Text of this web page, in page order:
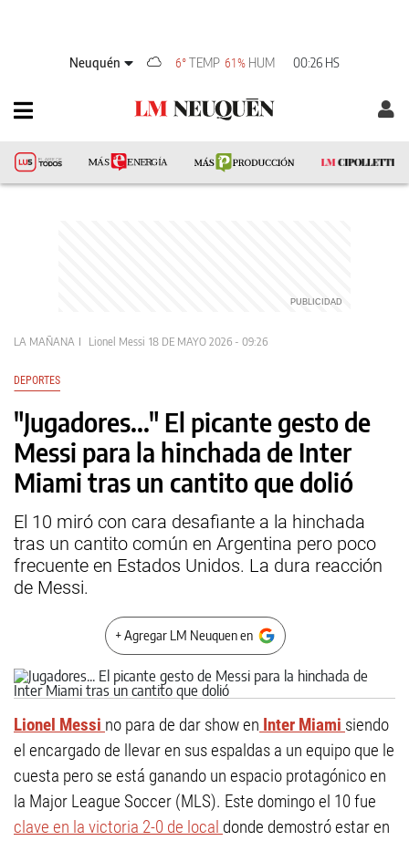
Neuquén 6°TEMP 61% HUM 00:26 HS
LA MAÑANA Lionel Messi 18 DE MAYO 2026 - 09:26
DEPORTES
"Jugadores..." El picante gesto de
Messi para la hinchada de Inter
Miami tras un cantito que dolió
El 10 miró con cara desafiante a la hinchada
tras un cantito común en Argentina pero poco
frecuente en Estados Unidos. La dura reacción
de Messi.
+ Agregar LM Neuquen en
Lionel Messi no para de dar show en Inter Miami siendo
el encargado de llevar en sus espaldas a un equipo que le
cuesta pero se está ganando un espacio protagónico en
la Major League Soccer (MLS). Este domingo el 10 fue
clave en la victoria 2-0 de local donde demostró estar en